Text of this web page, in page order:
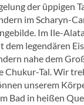
der üppigen
im Scharyn-
Im Ile-
dem legendären
nahe dem
Chukur-Tal. Wir
unserem
Bad in heißen